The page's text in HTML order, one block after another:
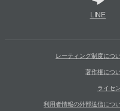
LINE
レーティング制度につ
著作権につ
ライセ
利用者情報の外部送信につ